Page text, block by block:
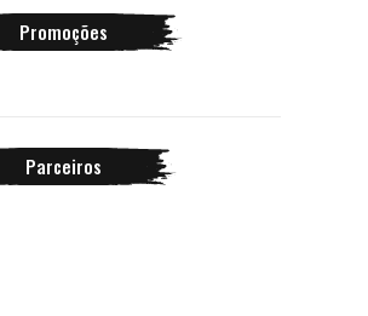
Promoções
Parceiros